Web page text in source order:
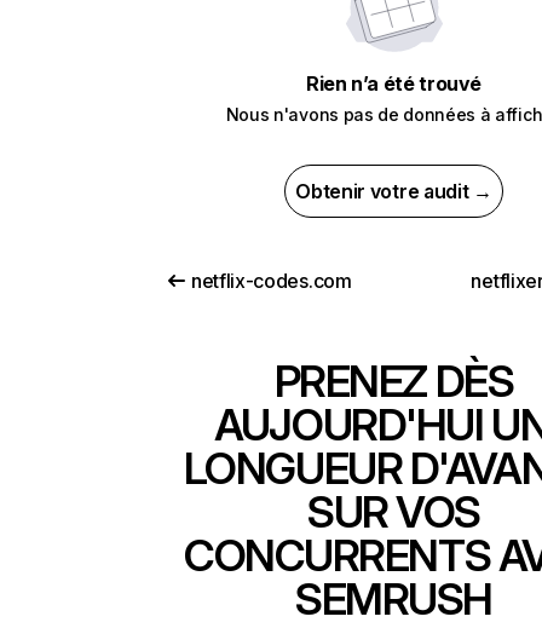
Rien n’a été trouvé
Nous n'avons pas de données à
Obtenir votre audit →
netflix-codes.com
PRENEZ DÈS
AUJOURD'HUI
LONGUEUR
SUR VOS
CONCURRENTS
SEMRUSH